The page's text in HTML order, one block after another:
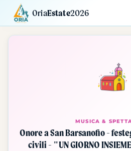
OriaEstate2026
Calendario Mostre Siti da
MUSICA &
Onore a San Barsanofio -
civili - "UN GIORNO